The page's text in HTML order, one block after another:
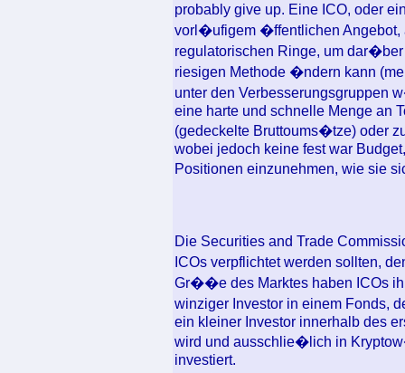
probably give up. Eine ICO, oder
vorl�ufigem �ffentlichen Angebot,
regulatorischen Ringe, um
riesigen Methode �ndern kann
unter den Verbesserungsgruppen
eine harte und schnelle Menge an
(gedeckelte Bruttoums�tze) oder
wobei jedoch keine fest war
Positionen einzunehmen, wie sie
Die Securities and Trade
ICOs verpflichtet werden sollten,
Gr��e des Marktes haben ICOs
winziger Investor in einem Fonds,
ein kleiner Investor innerhalb des
wird und ausschlie�lich in
investiert.